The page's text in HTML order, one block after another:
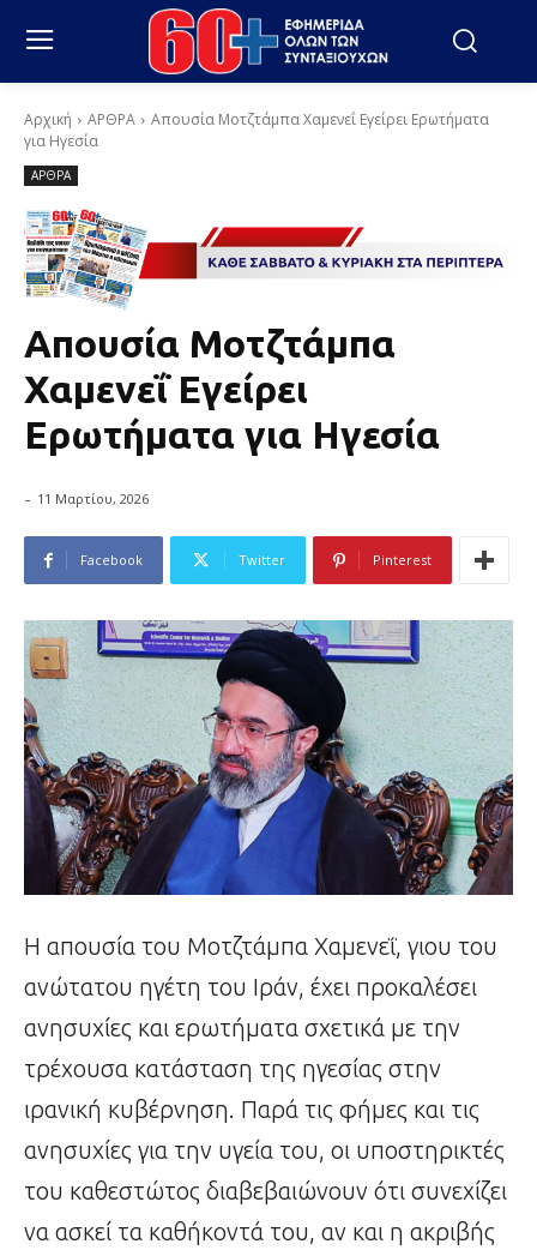
Αρχική ΑΡΘΡΑ
Απουσία Μοτζτάμπα Χαμενεΐ Εγείρει Ερωτήματα
για Ηγεσία
ΑΡΘΡΑ
Απουσία Μοτζτάμπα
Χαμενεΐ Εγείρει
Ερωτήματα για Ηγεσία
- 11 Μαρτίου, 2026
Facebook Twitter Pinterest
Η απουσία του Μοτζτάμπα Χαμενεΐ, γιου του
ανώτατου ηγέτη του Ιράν, έχει προκαλέσει
ανησυχίες και ερωτήματα σχετικά με την
τρέχουσα κατάσταση της ηγεσίας στην
ιρανική κυβέρνηση. Παρά τις φήμες και τις
ανησυχίες για την υγεία του, οι υποστηρικτές
του καθεστώτος διαβεβαιώνουν ότι συνεχίζει
να ασκεί τα καθήκοντά του, αν και η ακριβής